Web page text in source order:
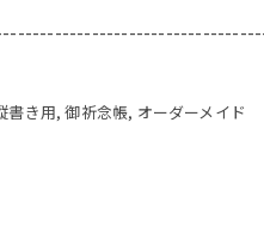
書き用 御祈念帳 オーダーメイド